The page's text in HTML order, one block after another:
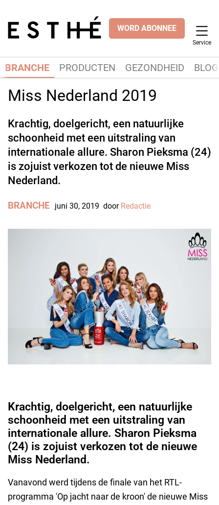
WORD ABONNEE
Service
BRANCHE PRODUCTEN GEZONDHEID
Miss Nederland 2019
Krachtig, doelgericht, een natuurlijke
schoonheid met een uitstraling van
internationale allure. Sharon Pieksma (24)
is zojuist verkozen tot de nieuwe Miss
Nederland.
BRANCHE juni 30, 2019 door Redactie
Krachtig, doelgericht, een natuurlijke
schoonheid met een uitstraling van
internationale allure. Sharon Pieksma
(24) is zojuist verkozen tot de nieuwe
Miss Nederland.
Vanavond werd tijdens de finale van het RTL-
programma 'Op jacht naar de kroon' de nieuwe Miss